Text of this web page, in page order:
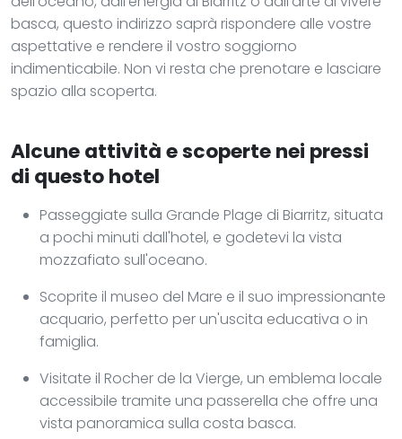
basca, questo indirizzo saprà rispondere alle vostre
aspettative e rendere il vostro soggiorno
indimenticabile. Non vi resta che prenotare e lasciare
spazio alla scoperta.
Alcune attività e scoperte nei pressi
di questo hotel
Passeggiate sulla Grande Plage di Biarritz, situata
a pochi minuti dall'hotel, e godetevi la vista
mozzafiato sull'oceano.
Scoprite il museo del Mare e il suo impressionante
acquario, perfetto per un'uscita educativa o in
famiglia.
Visitate il Rocher de la Vierge, un emblema locale
accessibile tramite una passerella che offre una
vista panoramica sulla costa basca.